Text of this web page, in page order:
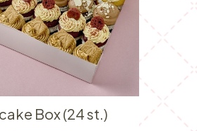
Box (24 st.)